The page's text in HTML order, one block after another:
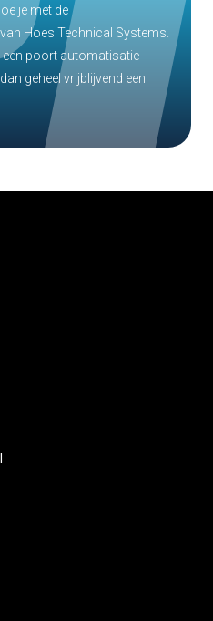
je met de
Hoes Technical Systems.
poort automatisatie
geheel vrijblijvend een